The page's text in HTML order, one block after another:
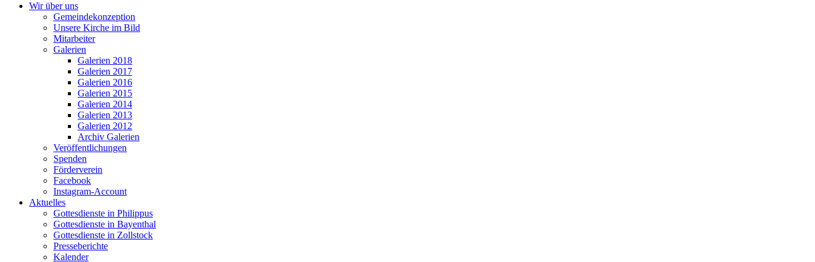
Wir über uns
Gemeindekonzeption
Unsere Kirche im Bild
Mitarbeiter
Galerien
Galerien 2018
Galerien 2017
Galerien 2016
Galerien 2015
Galerien 2014
Galerien 2013
Galerien 2012
Archiv Galerien
Veröffentlichungen
Spenden
Förderverein
Facebook
Instagram-Account
Aktuelles
Gottesdienste in Philippus
Gottesdienste in Bayenthal
Gottesdienste in Zollstock
Presseberichte
Kalender